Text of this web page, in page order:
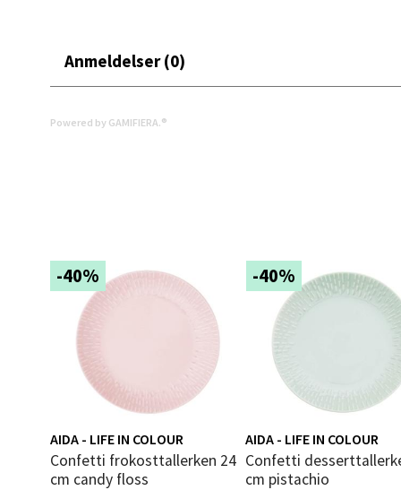
Anmeldelser (0)
Powered by GAMIFIERA.®
-40%
AIDA - LIFE IN COLOUR
Confetti frokosttallerken 24
cm candy floss
-40%
AIDA - LIFE IN COLOUR
Confetti desserttallerken 21
cm pistachio
Åpent
0 i
Åpent